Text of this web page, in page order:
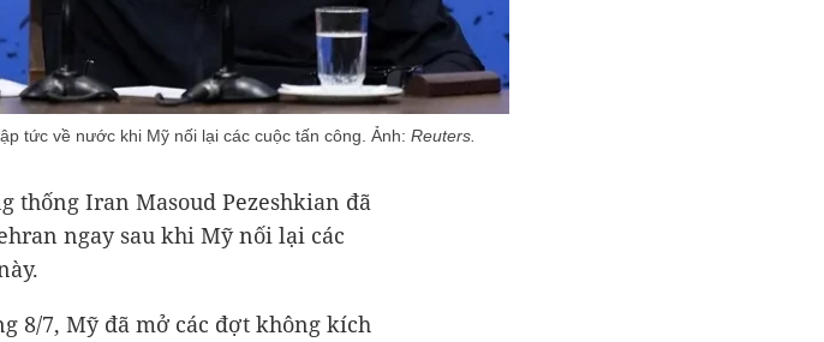
tức về nước khi Mỹ nối lại các cuộc tấn công. Ảnh: Reuters.
thống Iran Masoud Pezeshkian đã
ngay sau khi Mỹ nối lại các
8/7, Mỹ đã mở các đợt không kích